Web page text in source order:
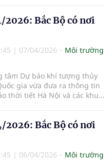
Bắc Bộ có nơi
| 07/04/2026
Môi trường
tâm Dự báo khí tượng thủy
gia vừa đưa ra thông tin
thời tiết Hà Nội và các khu
Bắc Bộ có nơi
| 06/04/2026
Môi trường